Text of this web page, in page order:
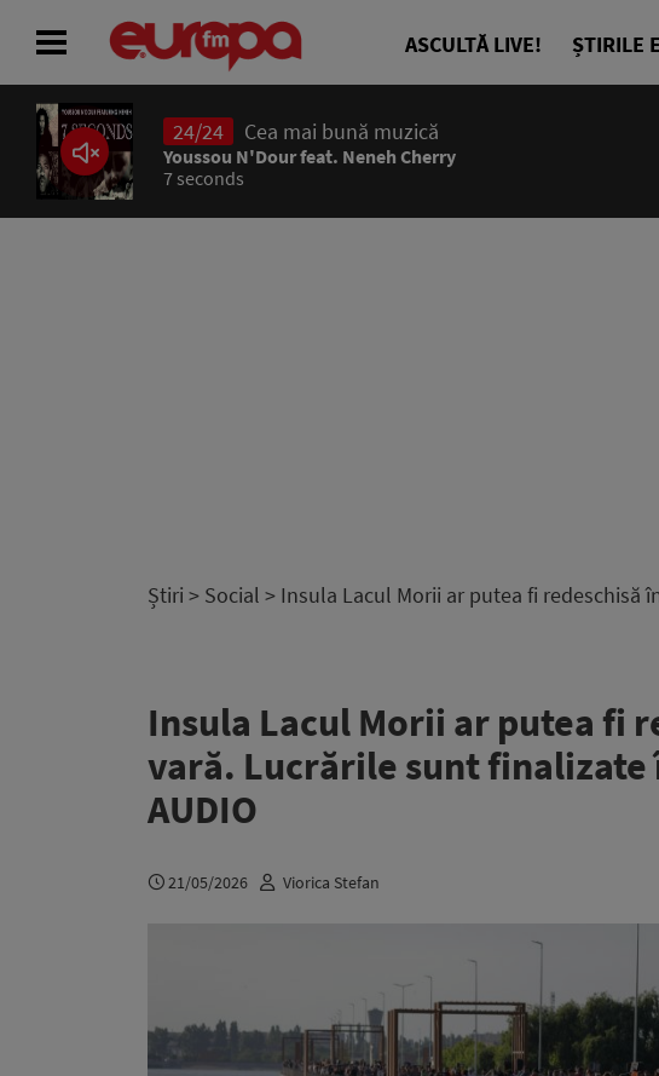
ASCULTĂ LIVE! ȘTIRILE
24/24 Cea mai bună muzică
Youssou N'Dour feat. Neneh Cherry
7 seconds
Știri > Social > Insula Lacul Morii ar putea fi redeschisă
Insula Lacul Morii ar putea fi
vară. Lucrările sunt finalizate
AUDIO
21/05/2026 Viorica Stefan
ACASĂ
ȘTIRI